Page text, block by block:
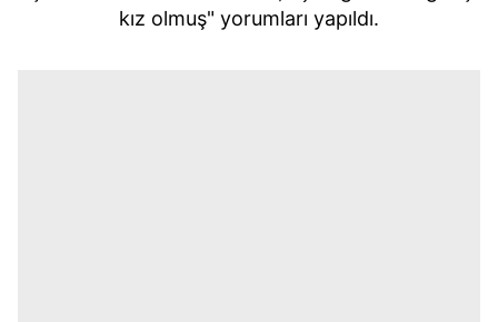
kız olmuş" yorumları yapıldı.